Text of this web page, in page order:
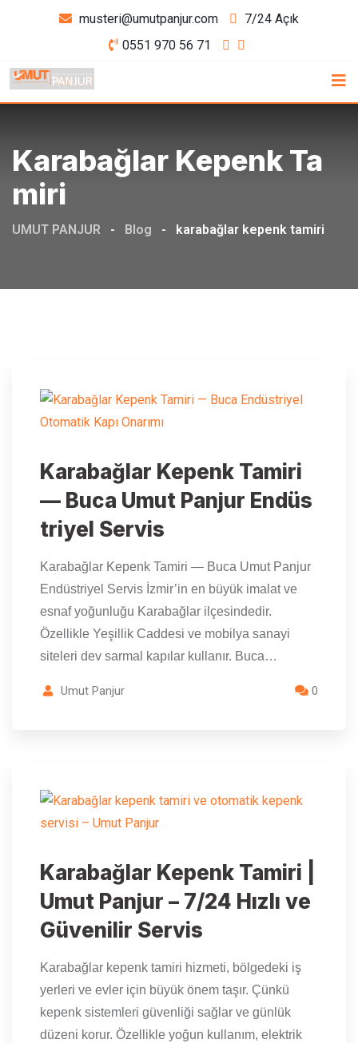
musteri@umutpanjur.com
7/24 Açık
0551 970 56 71
Karabağlar Kepenk Ta
Miri
UMUT PANJUR - Blog - karabağlar kepenk tamiri
Karabağlar Kepenk Tamiri
— Buca Umut Panjur Endüs
triyel Servis
Karabağlar Kepenk Tamiri — Buca Umut Panjur
Endüstriyel Servis İzmir’in en büyük imalat ve
esnaf yoğunluğu Karabağlar ilçesindedir.
Özellikle Yeşillik Caddesi ve mobilya sanayi
siteleri dev sarmal kapılar kullanır. Buca…
Umut Panjur 0
Karabağlar Kepenk Tamiri |
Umut Panjur – 7/24 Hızlı ve
Güvenilir Servis
Karabağlar kepenk tamiri hizmeti, bölgedeki iş
yerleri ve evler için büyük önem taşır. Çünkü
kepenk sistemleri güvenliği sağlar ve günlük
düzeni korur. Özellikle yoğun kullanım, elektrik